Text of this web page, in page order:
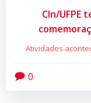
CIn/UFPE
Atividades
0